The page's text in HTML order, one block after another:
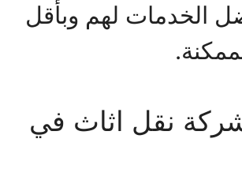
الخدمات لهم وبأقل
نقل اثاث في